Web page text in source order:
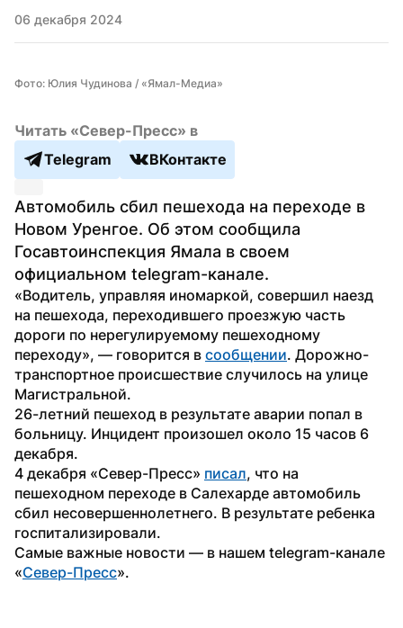
06 декабря 2024
Фото: Юлия Чудинова / «Ямал-Медиа»
Читать «Север-Пресс» в
Telegram
ВКонтакте
Автомобиль сбил пешехода на переходе в
Новом Уренгое. Об этом сообщила
Госавтоинспекция Ямала в своем
официальном telegram-канале.
«Водитель, управляя иномаркой, совершил наезд
на пешехода, переходившего проезжую часть
дороги по нерегулируемому пешеходному
переходу», — говорится в сообщении. Дорожно-
транспортное происшествие случилось на улице
Магистральной.
26-летний пешеход в результате аварии попал в
больницу. Инцидент произошел около 15 часов 6
декабря.
4 декабря «Север-Пресс» писал, что на
пешеходном переходе в Салехарде автомобиль
сбил несовершеннолетнего. В результате ребенка
госпитализировали.
Самые важные новости — в нашем telegram-канале
«Север-Пресс».